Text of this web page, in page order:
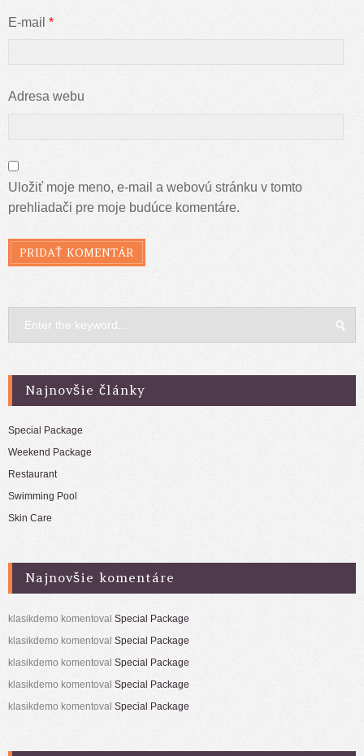
E-mail *
Adresa webu
Uložiť moje meno, e-mail a webovú stránku v tomto
prehliadači pre moje budúce komentáre.
Najnovšie články
Special Package
Weekend Package
Restaurant
Swimming Pool
Skin Care
Najnovšie komentáre
klasikdemo komentoval Special Package
klasikdemo komentoval Special Package
klasikdemo komentoval Special Package
klasikdemo komentoval Special Package
klasikdemo komentoval Special Package